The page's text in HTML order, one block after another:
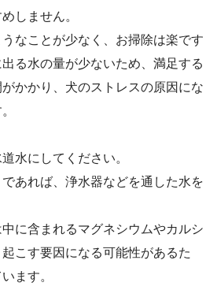
しません。
なことが少なく、お掃除は楽です
る水の量が少ないため、満足する
かかり、犬のストレスの原因にな
水にしてください。
あれば、浄水器などを通した水を
に含まれるマグネシウムやカルシ
こす要因になる可能性があるた
ます。